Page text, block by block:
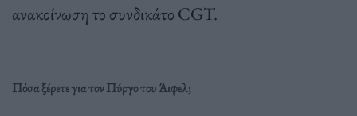
ανακοίνωση το συνδικάτο CGT.
Πόσα ξέρετε για τον Πύργο του Άιφελ;